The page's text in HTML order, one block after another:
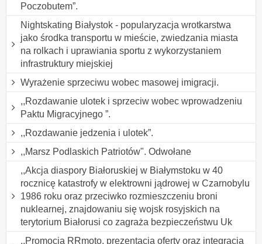
Poczobutem”.
Nightskating Białystok - popularyzacja wrotkarstwa
jako środka transportu w mieście, zwiedzania miasta
na rolkach i uprawiania sportu z wykorzystaniem
infrastruktury miejskiej
Wyrażenie sprzeciwu wobec masowej imigracji.
,,Rozdawanie ulotek i sprzeciw wobec wprowadzeniu
Paktu Migracyjnego ”.
,,Rozdawanie jedzenia i ulotek”.
,,Marsz Podlaskich Patriotów". Odwołane
,,Akcja diaspory Białoruskiej w Białymstoku w 40
rocznicę katastrofy w elektrowni jądrowej w Czarnobylu
1986 roku oraz przeciwko rozmieszczeniu broni
nuklearnej, znajdowaniu się wojsk rosyjskich na
terytorium Białorusi co zagraża bezpieczeństwu Uk
,,Promocja RRmoto, prezentacja oferty oraz integracja